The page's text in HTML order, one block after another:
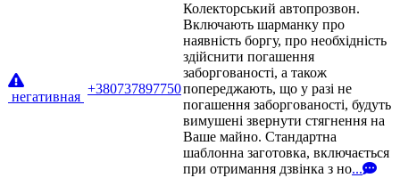
негативная
+380737897750
Колекторський автопрозвон.
Включають шарманку про
наявність боргу, про необхідність
здійснити погашення
заборгованості, а також
попереджають, що у разі не
погашення заборгованості, будуть
вимушені звернути стягнення на
Ваше майно. Стандартна
шаблонна заготовка, включається
при отримання дзвінка з но...